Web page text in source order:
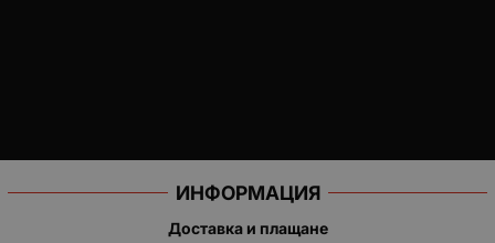
ИНФОРМАЦИЯ
Доставка и плащане